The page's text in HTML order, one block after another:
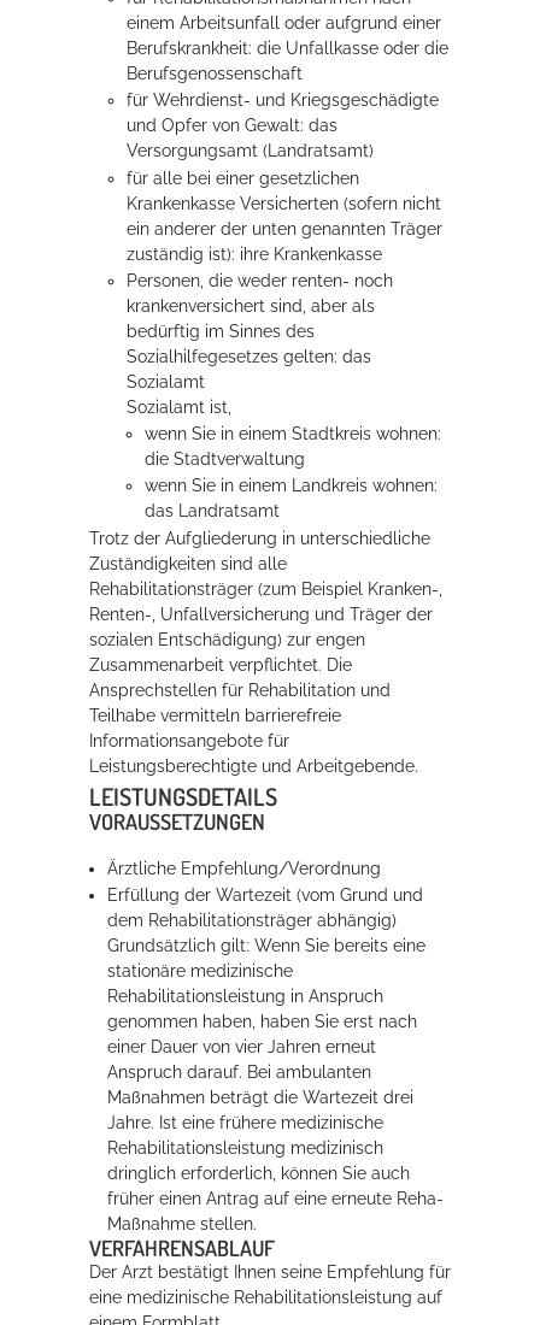
einem Arbeitsunfall oder aufgrund einer
Berufskrankheit: die Unfallkasse oder die
Berufsgenossenschaft
für Wehrdienst- und Kriegsgeschädigte
und Opfer von Gewalt: das
Versorgungsamt (Landratsamt)
für alle bei einer gesetzlichen
Krankenkasse Versicherten (sofern nicht
ein anderer der unten genannten Träger
zuständig ist): ihre Krankenkasse
Personen, die weder renten- noch
krankenversichert sind, aber als
bedürftig im Sinnes des
Sozialhilfegesetzes gelten: das
Sozialamt
Sozialamt ist,
wenn Sie in einem Stadtkreis wohnen:
die Stadtverwaltung
wenn Sie in einem Landkreis wohnen:
das Landratsamt
Trotz der Aufgliederung in unterschiedliche
Zuständigkeiten sind alle
Rehabilitationsträger (zum Beispiel Kranken-,
Renten-, Unfallversicherung und Träger der
sozialen Entschädigung) zur engen
Zusammenarbeit verpflichtet. Die
Ansprechstellen für Rehabilitation und
Teilhabe vermitteln barrierefreie
Informationsangebote für
Leistungsberechtigte und Arbeitgebende.
LEISTUNGSDETAILS
VORAUSSETZUNGEN
Ärztliche Empfehlung/Verordnung
Erfüllung der Wartezeit (vom Grund und
dem Rehabilitationsträger abhängig)
Grundsätzlich gilt:Wenn Sie bereits eine
stationäre medizinische
Rehabilitationsleistung in Anspruch
genommen haben, haben Sie erst nach
einer Dauer von vier Jahren erneut
Anspruch darauf. Bei ambulanten
Maßnahmen beträgt die Wartezeit drei
Jahre. Ist eine frühere medizinische
Rehabilitationsleistung medizinisch
dringlich erforderlich, können Sie auch
früher einen Antrag auf eine erneute Reha-
Maßnahme stellen.
VERFAHRENSABLAUF
Der Arzt bestätigt Ihnen seine Empfehlung für
eine medizinische Rehabilitationsleistung auf